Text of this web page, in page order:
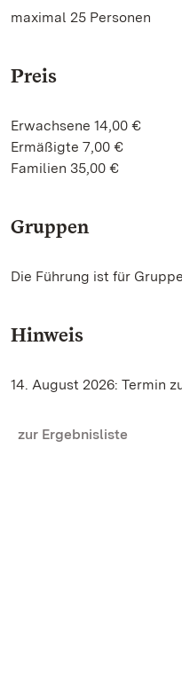
maximal 25 Personen
Preis
Erwachsene 14,00 €
Ermäßigte 7,00 €
Familien 35,00 €
Gruppen
Die Führung ist für
Hinweis
14. August 2026: Termin
zur Ergebnisliste